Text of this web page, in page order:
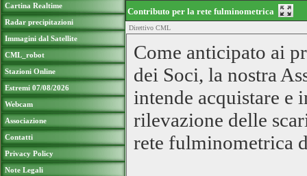
Cartina Realtime
Radar precipitazioni
Immagini dal Satellite
CML_robot
Stazioni Online
Estremi 07/08/2026
Webcam
Associazione
Contatti
Privacy Policy
Note Legali
Contributo per la rete fulminometrica
Direttivo CML
Come anticipato ai
dei Soci, la nostra
intende acquistare e
rilevazione delle
rete fulminometrica